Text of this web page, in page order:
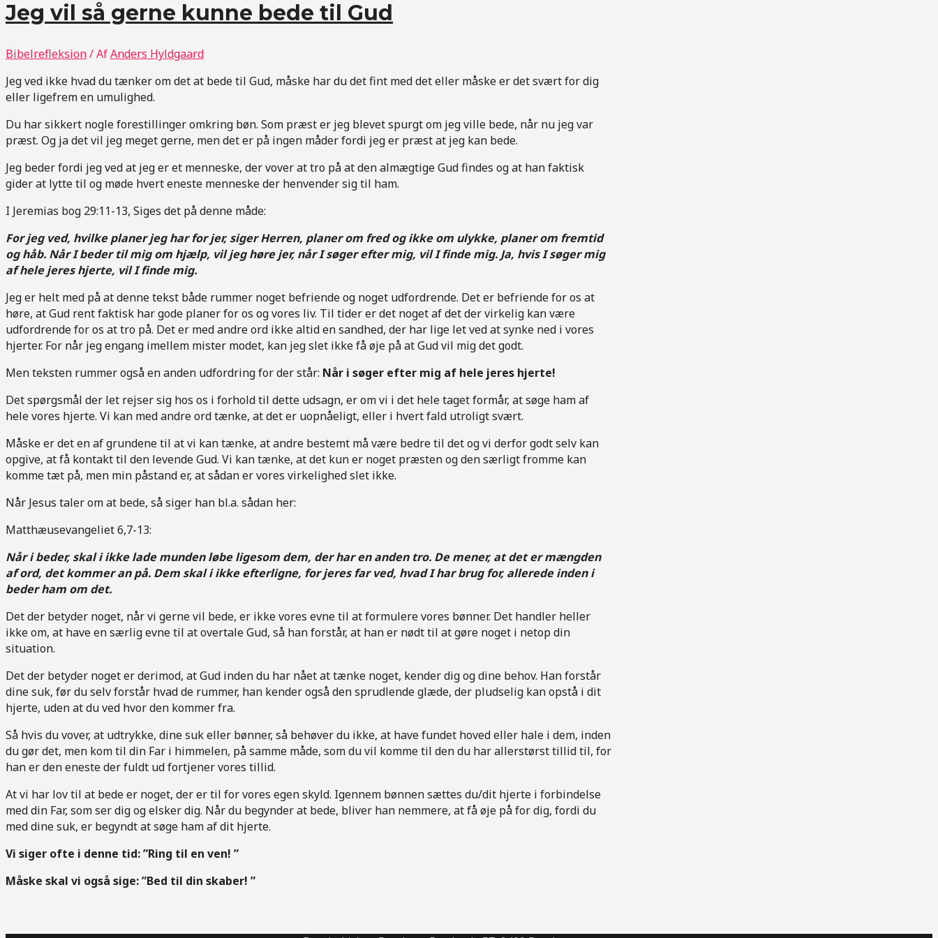
Jeg vil så gerne kunne bede til Gud
Bibelrefleksion/ AfAnders Hyldgaard
Jeg ved ikke hvad du tænker om det at bede til Gud, måske har du det fint med det eller måske er det svært for dig
eller ligefrem en umulighed.
Du har sikkert nogle forestillinger omkring bøn. Som præst er jeg blevet spurgt om jeg ville bede, når nu jeg var
præst. Og ja det vil jeg meget gerne, men det er på ingen måder fordi jeg er præst at jeg kan bede.
Jeg beder fordi jeg ved at jeg er et menneske, der vover at tro på at den almægtige Gud findes og at han faktisk
gider at lytte til og møde hvert eneste menneske der henvender sig til ham.
I Jeremias bog 29:11-13, Siges det på denne måde:
For jeg ved, hvilke planer jeg har for jer, siger Herren, planer om fred og ikke om ulykke, planer om fremtid
og håb. Når I beder til mig om hjælp, vil jeg høre jer, når I søger efter mig, vil I finde mig. Ja, hvis I søger mig
af hele jeres hjerte, vil I finde mig.
Jeg er helt med på at denne tekst både rummer noget befriende og noget udfordrende. Det er befriende for os at
høre, at Gud rent faktisk har gode planer for os og vores liv. Til tider er det noget af det der virkelig kan være
udfordrende for os at tro på. Det er med andre ord ikke altid en sandhed, der har lige let ved at synke ned i vores
hjerter. For når jeg engang imellem mister modet, kan jeg slet ikke få øje på at Gud vil mig det godt.
Men teksten rummer også en anden udfordring for der står: Når i søger efter mig af hele jeres hjerte!
Det spørgsmål der let rejser sig hos os i forhold til dette udsagn, er om vi i det hele taget formår, at søge ham af
hele vores hjerte. Vi kan med andre ord tænke, at det er uopnåeligt, eller i hvert fald utroligt svært.
Måske er det en af grundene til at vi kan tænke, at andre bestemt må være bedre til det og vi derfor godt selv kan
opgive, at få kontakt til den levende Gud. Vi kan tænke, at det kun er noget præsten og den særligt fromme kan
komme tæt på, men min påstand er, at sådan er vores virkelighed slet ikke.
Når Jesus taler om at bede, så siger han bl.a. sådan her:
Matthæusevangeliet 6,7-13:
Når i beder, skal i ikke lade munden løbe ligesom dem, der har en anden tro. De mener, at det er mængden
af ord, det kommer an på. Dem skal i ikke efterligne, for jeres far ved, hvad I har brug for, allerede inden i
beder ham om det.
Det der betyder noget, når vi gerne vil bede, er ikke vores evne til at formulere vores bønner. Det handler heller
ikke om, at have en særlig evne til at overtale Gud, så han forstår, at han er nødt til at gøre noget i netop din
situation.
Det der betyder noget er derimod, at Gud inden du har nået at tænke noget, kender dig og dine behov. Han forstår
dine suk, før du selv forstår hvad de rummer, han kender også den sprudlende glæde, der pludselig kan opstå i dit
hjerte, uden at du ved hvor den kommer fra.
Så hvis du vover, at udtrykke, dine suk eller bønner, så behøver du ikke, at have fundet hoved eller hale i dem, inden
du gør det, men kom til din Far i himmelen, på samme måde, som du vil komme til den du har allerstørst tillid til, for
han er den eneste der fuldt ud fortjener vores tillid.
At vi har lov til at bede er noget, der er til for vores egen skyld. Igennem bønnen sættes du/dit hjerte i forbindelse
med din Far, som ser dig og elsker dig. Når du begynder at bede, bliver han nemmere, at få øje på for dig, fordi du
med dine suk, er begyndt at søge ham af dit hjerte.
Vi siger ofte i denne tid: ”Ring til en ven! ”
Måske skal vi også sige: ”Bed til din skaber! ”